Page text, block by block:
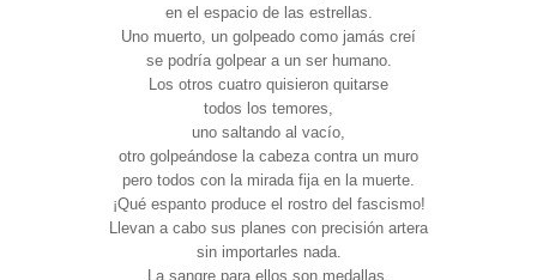
en el espacio de las estrellas.
Uno muerto, un golpeado como jamás creí
se podría golpear a un ser humano.
Los otros cuatro quisieron quitarse
todos los temores,
uno saltando al vacío,
otro golpeándose la cabeza contra un muro
pero todos con la mirada fija en la muerte.
¡Qué espanto produce el rostro del fascismo!
Llevan a cabo sus planes con precisión artera
sin importarles nada.
La sangre para ellos son medallas.